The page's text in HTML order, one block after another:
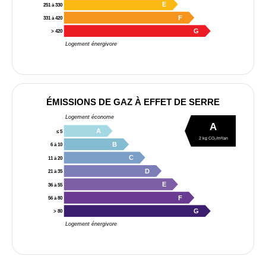
Logement énergivore
251 à 330 E
331 à 420 F
> 420 G
ÉMISSIONS DE GAZ À EFFET DE SERRE
Logement économe
Logement énergivore
≤ 5 A
6 à 10 B
11 à 20 C
21 à 35 D
36 à 55 E
56 à 80 F
> 80 G
A
2 kg CO₂/m²/an